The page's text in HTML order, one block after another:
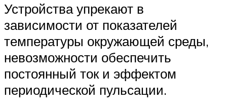
Устройства упрекают в
зависимости от показателей
температуры окружающей среды,
невозможности обеспечить
постоянный ток и эффектом
периодической пульсации.